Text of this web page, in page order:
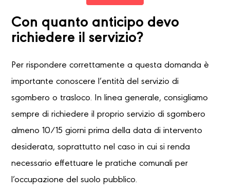
Con quanto anticipo devo
richiedere il servizio?
Per rispondere correttamente a questa domanda è
importante conoscere l’entità del servizio di
sgombero o trasloco. In linea generale, consigliamo
sempre di richiedere il proprio servizio di sgombero
almeno 10/15 giorni prima della data di intervento
desiderata, soprattutto nel caso in cui si renda
necessario effettuare le pratiche comunali per
l’occupazione del suolo pubblico.